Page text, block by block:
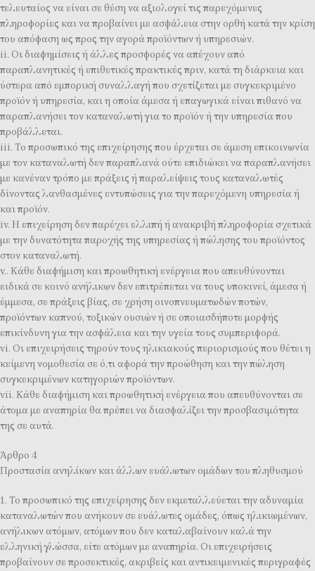
τελευταίος να είναι σε θέση να αξιολογεί τις παρεχόμενες
πληροφορίες και να προβαίνει με ασφάλεια στην ορθή κατά την κρίση
του απόφαση ως προς την αγορά προϊόντων ή υπηρεσιών.
ii. Οι διαφημίσεις ή άλλες προσφορές να απέχουν από
παραπλανητικές ή επιθετικές πρακτικές πριν, κατά τη διάρκεια και
ύστερα από εμπορική συναλλαγή που σχετίζεται με συγκεκριμένο
προϊόν ή υπηρεσία, και η οποία άμεσα ή επαγωγικά είναι πιθανό να
παραπλανήσει τον καταναλωτή για το προϊόν ή την υπηρεσία που
προβάλλεται.
iii. To προσωπικό της επιχείρησης που έρχεται σε άμεση επικοινωνία
με τον καταναλωτή δεν παραπλανά ούτε επιδιώκει να παραπλανήσει
με κανέναν τρόπο με πράξεις ή παραλείψεις τους καταναλωτές
δίνοντας λανθασμένες εντυπώσεις για την παρεχόμενη υπηρεσία ή
και προϊόν.
iv. Η επιχείρηση δεν παρέχει ελλιπή ή ανακριβή πληροφορία σχετικά
με την δυνατότητα παροχής της υπηρεσίας ή πώλησης του προϊόντος
στον καταναλωτή.
v.. Κάθε διαφήμιση και προωθητική ενέργεια που απευθύνονται
ειδικά σε κοινό ανήλικων δεν επιτρέπεται να τους υποκινεί, άμεσα ή
έμμεσα, σε πράξεις βίας, σε χρήση οινοπνευματωδών ποτών,
προϊόντων καπνού, τοξικών ουσιών ή σε οποιασδήποτε μορφής
επικίνδυνη για την ασφάλεια και την υγεία τους συμπεριφορά.
vi. Οι επιχειρήσεις τηρούν τους ηλικιακούς περιορισμούς που θέτει η
κείμενη νομοθεσία σε ό,τι αφορά την προώθηση και την πώληση
συγκεκριμένων κατηγοριών προϊόντων.
vii. Κάθε διαφήμιση και προωθητική ενέργεια που απευθύνονται σε
άτομα με αναπηρία θα πρέπει να διασφαλίζει την προσβασιμότητα
της σε αυτά.
Άρθρο 4
Προστασία ανηλίκων και άλλων ευάλωτων ομάδων του πληθυσμού
1. Το προσωπικό της επιχείρησης δεν εκμεταλλεύεται την αδυναμία
καταναλωτών που ανήκουν σε ευάλωτες ομάδες, όπως ηλικιωμένων,
ανήλικων ατόμων, ατόμων που δεν καταλαβαίνουν καλά την
ελληνική γλώσσα, είτε ατόμων με αναπηρία. Οι επιχειρήσεις
προβαίνουν σε προσεκτικές, ακριβείς και αντικειμενικές περιγραφές